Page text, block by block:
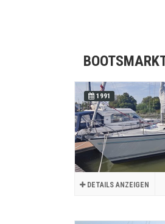
1991
DETAILS ANZEIGEN